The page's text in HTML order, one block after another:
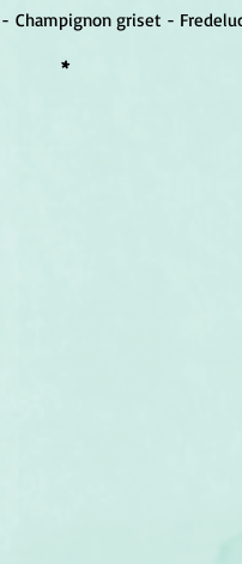
Champignon griset -
*